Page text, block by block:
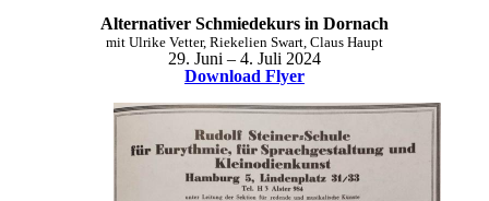
Alternativer Schmiedekurs in Dornach
mit Ulrike Vetter, Riekelien Swart, Claus Haupt
29. Juni – 4. Juli 2024
Download Flyer